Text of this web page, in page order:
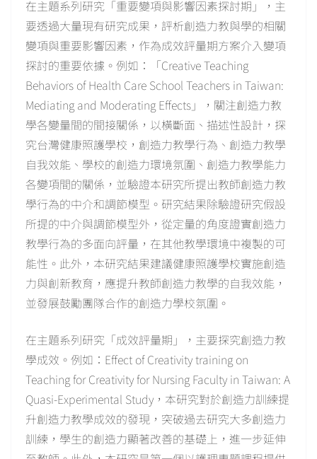
在主題系列研究「重要變項與影響因素探討期」，主
要透過大量現有研究成果，評析創造力教與學的相關
變項與重要影響因素，作為成效評量期方案介入變項
探討的重要依據。例如：「Creative Teaching
Behaviors of Health Care School Teachers in Taiwan:
Mediating and Moderating Effects」，關注創造力教
學各變量間的間接關係，以橫斷面、描述性設計，探
究台灣健康照護學校，創造力教學行為、創造力教學
自我效能、學校的創造力環境氛圍、創造力教學能力
各變項間的關係，並驗證本研究所提出教師創造力教
學行為的中介和調節模型。研究結果除驗證研究假設
所提的中介與調節模型外，從定量的角度證實創造力
教學行為的多面向評量，在其他教學環境中複製的可
能性。此外，本研究結果建議健康照護學校實施創造
力與創新教育，應提升教師創造力教學的自我效能，
並發展鼓勵團隊合作的創造力學校氛圍。
在主題系列研究「成效評量期」，主要探究創造力教
學成效。例如：Effect of Creativity training on
Teaching for Creativity for Nursing Faculty in Taiwan: A
Quasi-Experimental Study，本研究對於創造力訓練提
升創造力教學成效的發現，突破過去研究大多創造力
訓練，學生的創造力顯著改善的基礎上，進一步延伸